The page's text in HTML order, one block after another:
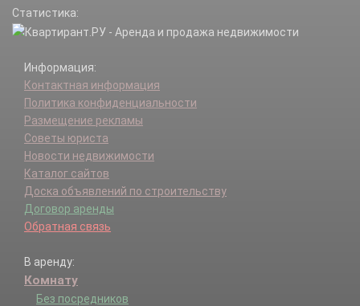
Статистика:
Информация:
Контактная информация
Политика конфиденциальности
Размещение рекламы
Советы юриста
Новости недвижимости
Каталог сайтов
Доска объявлений по строительству
Договор аренды
Обратная связь
В аренду:
Комнату
Без посредников